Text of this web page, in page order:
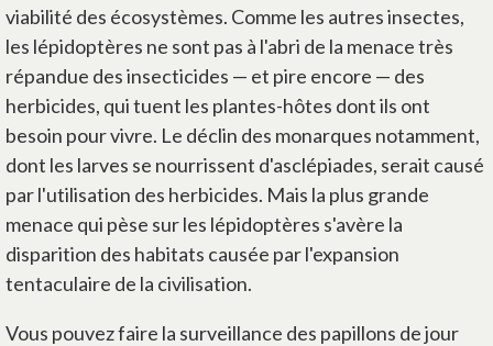
viabilité des écosystèmes. Comme les autres insectes,
les lépidoptères ne sont pas à l'abri de la menace très
répandue des insecticides — et pire encore — des
herbicides, qui tuent les plantes-hôtes dont ils ont
besoin pour vivre. Le déclin des monarques notamment,
dont les larves se nourrissent d'asclépiades, serait causé
par l'utilisation des herbicides. Mais la plus grande
menace qui pèse sur les lépidoptères s'avère la
disparition des habitats causée par l'expansion
tentaculaire de la civilisation.
Vous pouvez faire la surveillance des papillons de jour